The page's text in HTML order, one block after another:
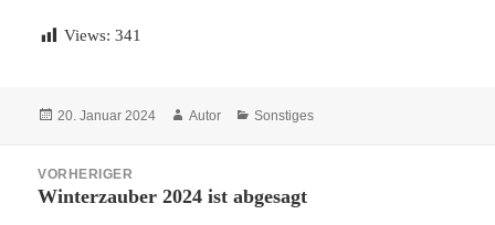
Views: 341
Veröffentlicht
20. Januar 2024 Autor
Autor Kategorien
Sonstiges
VORHERIGER
Vorheriger
Winterzauber 2024 ist abgesagt